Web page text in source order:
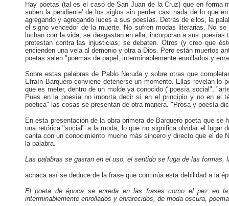
Hay poetas (tal es el casó de San Juan de la Cruz) que en forma
suben la pendiente' de los siglos sin perder casi nada de lo que
agregando y agregando luces a sus poesías. Detrás de ellos, la
el signo vencedor de la muerte. No sufren modas literarias. No
luchan con la vida; se desgastan en ella; incorporan a sus
protestan contra las injusticias; se debaten. Otros (y creo que
encienden una vela al demonio y otra a Dios. Pero están muertos
poetas salen "poemas de papel, interminablemente enrollados y
Sobre estas palabras de Pablo Neruda y sobre otras que
Efraín Barquero conviene detenerse un momento. Ellas revelan
que es meter, dentro de un molde ya conocido ("poesía social",
Pues en la poesía no importa decir sí en el principio y no en el
poética" las cosas se presentan de otra manera. "Prosa y poesía
En esta presentación de la obra primera de Barquero poeta que
una retórica "social" a la moda, lo que no significa olvidar el lugar
canta con un conocimiento mucho más sincero y directo que el de
la palabra.
Las palabras se gastan en el uso, el sentido se fuga de las
achaca así se deduce de la frase que continúa esta debilidad a la
El poeta de época se enreda en las frases como el pez en
interminablemente enrollados y enrarecidos, de moda oscura,